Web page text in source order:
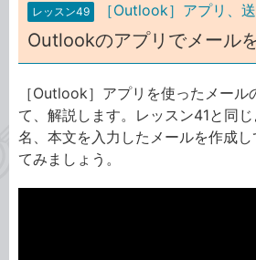
レッスン49 ［Outlook］アプリ、
Outlookのアプリでメール
［Outlook］アプリを使ったメール
て、解説します。レッスン41と同
名、本文を入力したメールを作成
てみましょう。